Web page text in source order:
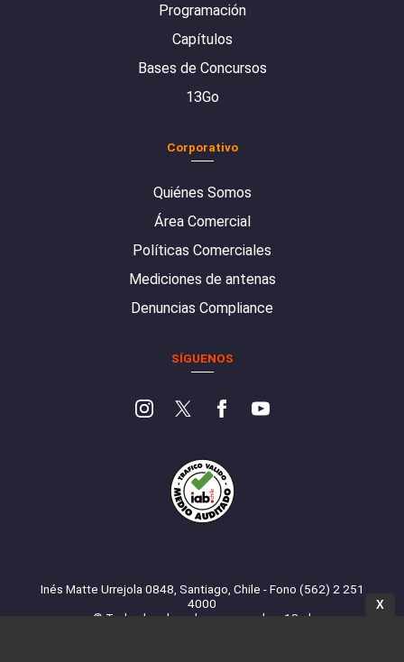
Programación
Capítulos
Bases de Concursos
13Go
Corporativo
Quiénes Somos
Área Comercial
Políticas Comerciales
Mediciones de antenas
Denuncias Compliance
SÍGUENOS
Inés Matte Urrejola 0848, Santiago, Chile - Fono (562) 2 251
4000
© Todos los derechos reservados. 13.cl
X